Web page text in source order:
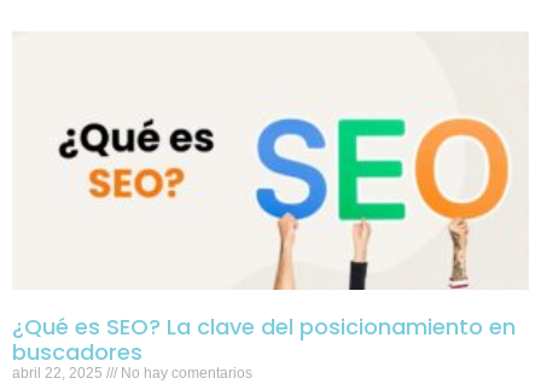
¿Qué es SEO? La clave del posicionamiento en
buscadores
abril 22, 2025 No hay comentarios